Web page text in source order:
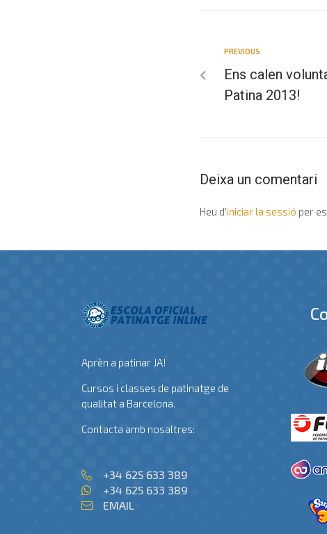
PREVIOUS
Ens calen
Patina 2013!
Deixa un comentari
Heu d'iniciar la sessió per
Aprèn a patinar JA!
Cursos i classes de patinatge de
qualitat a Barcelona.
Contacta amb nosaltres:
+34 625 633 389
+34 625 633 389
EMAIL